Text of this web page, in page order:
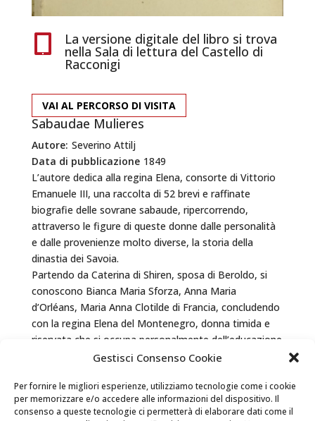
Gestisci Consenso Cookie
Per fornire le migliori esperienze, utilizziamo tecnologie come i cookie
per memorizzare e/o accedere alle informazioni del dispositivo. Il
consenso a queste tecnologie ci permetterà di elaborare dati come il
La versione digitale del libro si trova
nella Sala di lettura del Castello di
Racconigi
VAI AL PERCORSO DI VISITA
Sabaudae Mulieres
Autore: Severino Attilj
Data di pubblicazione 1849
L’autore dedica alla regina Elena, consorte di Vittorio
Emanuele III, una raccolta di 52 brevi e raffinate
biografie delle sovrane sabaude, ripercorrendo,
attraverso le figure di queste donne dalle personalità
e dalle provenienze molto diverse, la storia della
dinastia dei Savoia.
Partendo da Caterina di Shiren, sposa di Beroldo, si
conoscono Bianca Maria Sforza, Anna Maria
d’Orléans, Maria Anna Clotilde di Francia, concludendo
con la regina Elena del Montenegro, donna timida e
riservata che si occupa personalmente dell’educazione
dei figli e che ama trascorrere il tempo a Racconigi,
sviluppare le fotografie che lei stessa scattava ai figli
con la sua macchina Kodak.